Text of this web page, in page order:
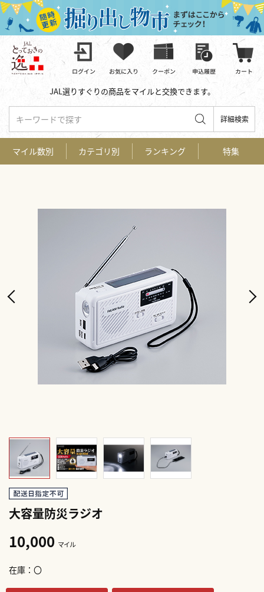
JAL選りすぐりの商品をマイルと交換できます。
キーワードで探す 詳細検索
大容量防災ラジオ
10,000 マイル
在庫 〇
マイル数別 カテゴリ別 ランキング 特集